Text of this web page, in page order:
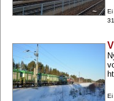
Ei
Ei